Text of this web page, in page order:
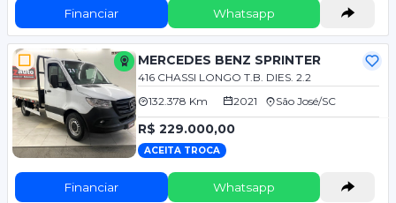
Financiar Whatsapp
MERCEDES BENZ SPRINTER
416 CHASSI LONGO T.B. DIES. 2.2
132.378 Km
2021 São José/SC
R$ 229.000,00
ACEITA TROCA
Financiar Whatsapp